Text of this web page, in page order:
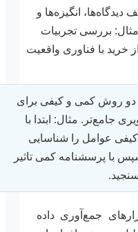
انگیزه‌ها و
مثال: بررسی تجربیات
خرید با فناوری واقعیت
دو روش کمی و کیفی برای
جامع‌تر. مثال: ابتدا با
عوامل را شناسایی
با پرسشنامه کمی تاثیر
جمع‌آوری داده